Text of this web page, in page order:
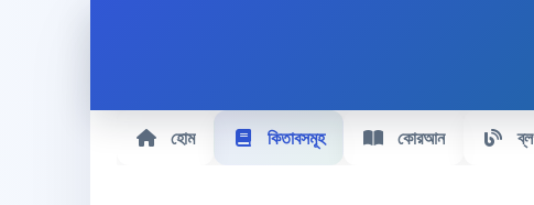
হোম কিতাবসমূহ কোরআন